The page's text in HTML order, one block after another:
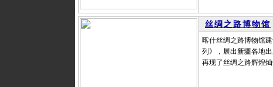
丝绸之路博物馆
喀什丝绸之路博物馆
列》，展出新疆各地
再现了丝绸之路辉煌